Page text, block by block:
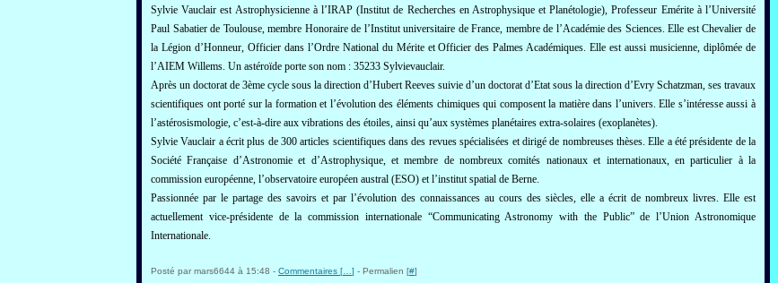
Sylvie Vauclair est Astrophysicienne à l’IRAP (Institut de Recherches en Astrophysique et Planétologie), Professeur Emérite à l’Université
Paul Sabatier de Toulouse, membre Honoraire de l’Institut universitaire de France, membre de l’Académie des Sciences. Elle est Chevalier de
la Légion d’Honneur, Officier dans l’Ordre National du Mérite et Officier des Palmes Académiques. Elle est aussi musicienne, diplômée de
l’AIEM Willems. Un astéroïde porte son nom : 35233 Sylvievauclair.
Après un doctorat de 3ème cycle sous la direction d’Hubert Reeves suivie d’un doctorat d’Etat sous la direction d’Evry Schatzman, ses travaux
scientifiques ont porté sur la formation et l’évolution des éléments chimiques qui composent la matière dans l’univers. Elle s’intéresse aussi à
l’astérosismologie, c’est-à-dire aux vibrations des étoiles, ainsi qu’aux systèmes planétaires extra-solaires (exoplanètes).
Sylvie Vauclair a écrit plus de 300 articles scientifiques dans des revues spécialisées et dirigé de nombreuses thèses. Elle a été présidente de la
Société Française d’Astronomie et d’Astrophysique, et membre de nombreux comités nationaux et internationaux, en particulier à la
commission européenne, l’observatoire européen austral (ESO) et l’institut spatial de Berne.
Passionnée par le partage des savoirs et par l’évolution des connaissances au cours des siècles, elle a écrit de nombreux livres. Elle est
actuellement vice-présidente de la commission internationale “Communicating Astronomy with the Public” de l’Union Astronomique
Internationale.
Posté par mars6644 à 15:48 - Commentaires [ ] - Permalien [#]